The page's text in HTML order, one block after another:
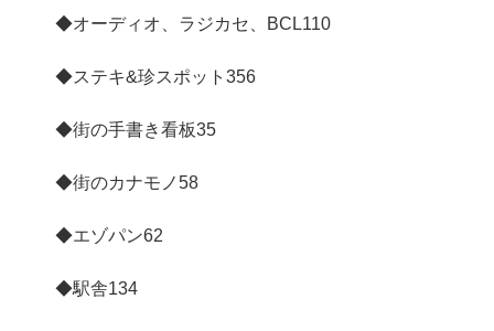
◆オーディオ、ラジカセ、BCL110
◆ステキ&珍スポット 356
◆街の手書き看板35
◆街のカナモノ58
◆エゾパン62
◆駅舎134